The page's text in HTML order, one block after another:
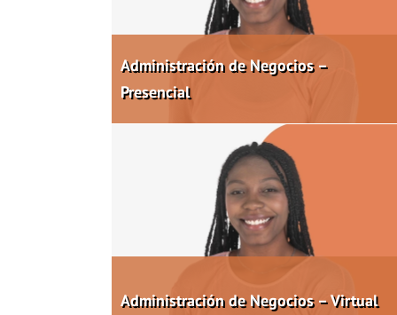
Administración de Negocios –
Presencial
Administración de Negocios – Virtual